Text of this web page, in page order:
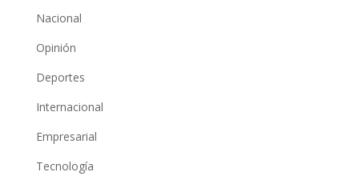
Nacional
Opinión
Deportes
Internacional
Empresarial
Tecnología